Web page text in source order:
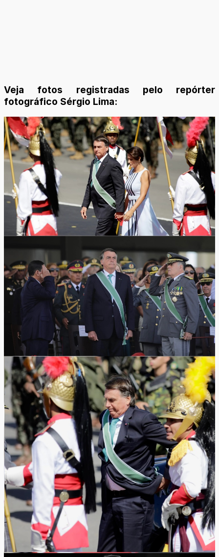
Veja fotos registradas pelo repórter
fotográfico Sérgio Lima: